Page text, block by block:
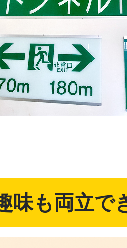
味も両立で